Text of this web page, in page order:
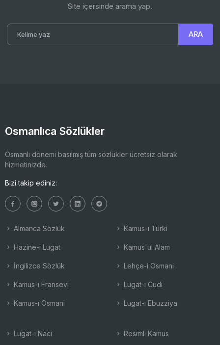
Site içersinde arama yap.
Osmanlıca Sözlükler
Osmanlı dönemi basılmış tüm sözlükler ücretsiz olarak
hizmetinizde.
Bizi takip ediniz:
Almanca Sözlük
Hazine-i Lugat
İngilizce Sözlük
Kamus-ı Fransevi
Kamus-ı Osmani
Kamus-ı Türki
Kamus'ul Alam
Lehçe-i Osmani
Lugat-ı Cudi
Lugat-ı Ebuzziya
Lugat-ı Naci Resimli Kamus